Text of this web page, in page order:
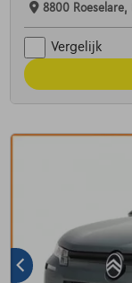
8800 Roeselare,
Vergelijk